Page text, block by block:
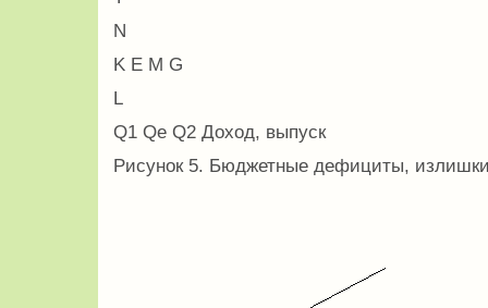
N
K E M G
L
Q1 Qe Q2 Доход, выпуск
Рисунок 5. Бюджетные дефициты,